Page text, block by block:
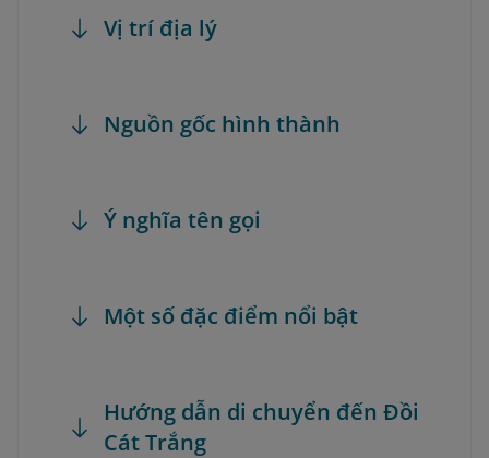
Vị trí địa lý
Nguồn gốc hình thành
Ý nghĩa tên gọi
Một số đặc điểm nổi bật
Hướng dẫn di chuyển đến Đồi
Cát Trắng